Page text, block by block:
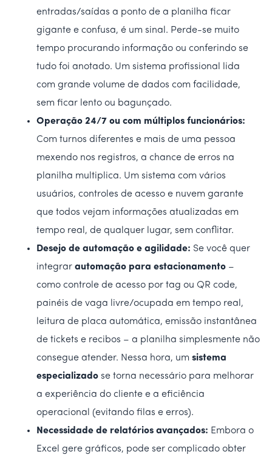
entradas/saídas a ponto de a planilha ficar
gigante e confusa, é um sinal. Perde-se muito
tempo procurando informação ou conferindo se
tudo foi anotado. Um sistema profissional lida
com grande volume de dados com facilidade,
sem ficar lento ou bagunçado.
Operação 24/7 ou com múltiplos funcionários:
Com turnos diferentes e mais de uma pessoa
mexendo nos registros, a chance de erros na
planilha multiplica. Um sistema com vários
usuários, controles de acesso e nuvem garante
que todos vejam informações atualizadas em
tempo real, de qualquer lugar, sem conflitar.
Desejo de automação e agilidade: Se você quer
integrar automação para estacionamento –
como controle de acesso por tag ou QR code,
painéis de vaga livre/ocupada em tempo real,
leitura de placa automática, emissão instantânea
de tickets e recibos – a planilha simplesmente não
consegue atender. Nessa hora, um sistema
especializado se torna necessário para melhorar
a experiência do cliente e a eficiência
operacional (evitando filas e erros).
Necessidade de relatórios avançados: Embora o
Excel gere gráficos, pode ser complicado obter